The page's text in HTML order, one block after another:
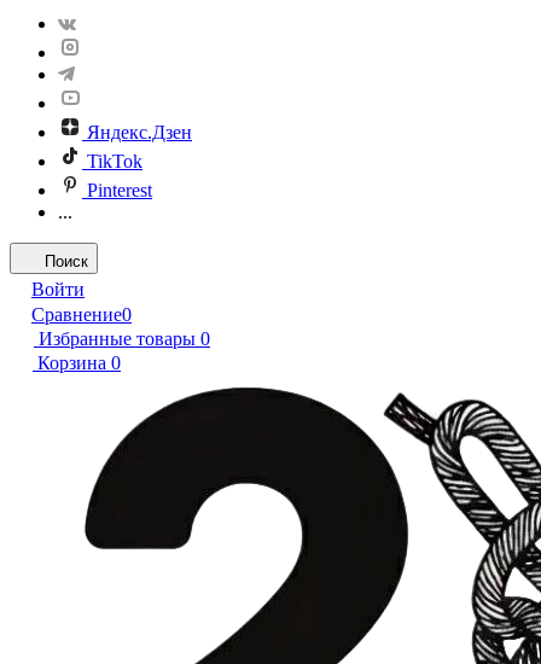
Яндекс.Дзен
TikTok
Pinterest
...
Поиск
Войти
Сравнение0
Избранные товары 0
Корзина 0